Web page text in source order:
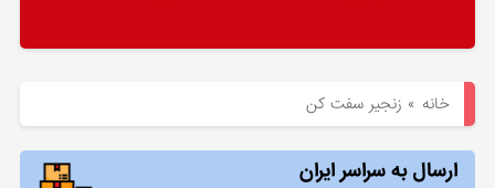
خانه » زنجیر سفت کن
ارسال به سراسر ایران